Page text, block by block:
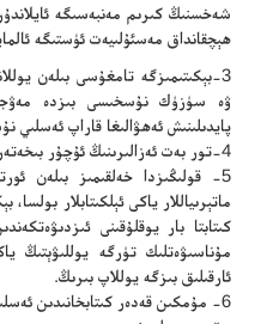
شەخسنىڭ كىرىم مەنبەسىگە
ھېچقانداق مەسئۇلىيەت ئۈستىگە
3-بېكىتىمىزگە تامغۇسى بىلەن
ۋە سۈزۈك نۇسخىسى بىزدە
پايدىلىنىش ئەھۋالىغا قاراپ ئەسلىي
4-تور بەت ئەزالىرىنىڭ ئۇچۇر بىخەتەرلىكى ئالاھىدە قوغدىلىدۇ.
5- قولىڭىزدا خەلقىمىز بىلەن
ماتېرىياللار ياكى ئېلكىتابلار بولسا،
كىتابتا بار يوقلۇقىنى
مۇناسىۋەتلىك تۈرگە يوللىۋېتىڭ
ئارقىلىق بىزگە يوللاپ بىرىڭ.
6- مۇمكىن قەدەر كىتابخانىدىن ئەسلىي نۇسخا كىتابنى سېتىۋېلىپ ئوقۇڭ.